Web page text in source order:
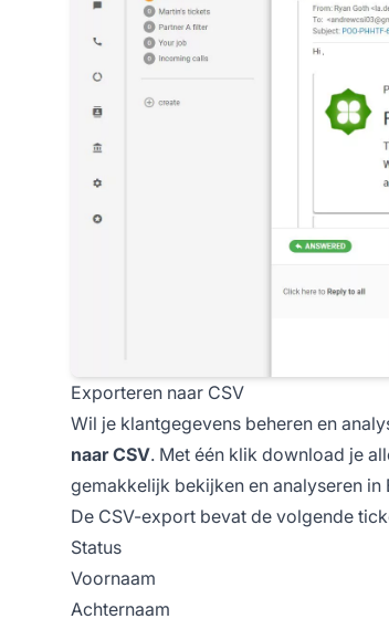
Exporteren naar CSV
Wil je klantgegevens beheren en
naar CSV. Met één klik download je
gemakkelijk bekijken en analyseren in
De CSV-export bevat de volgende
Status
Voornaam
Achternaam